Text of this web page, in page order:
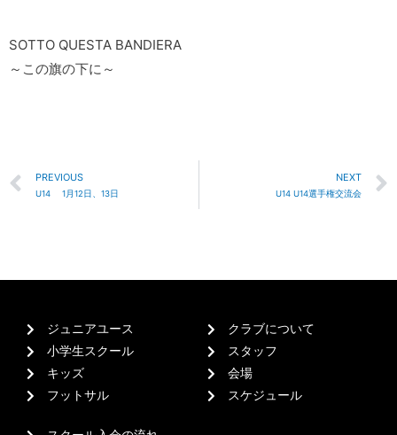
SOTTO QUESTA BANDIERA
～この旗の下に～
PREVIOUS
U14 1月12日、13日
NEXT
U14 U14選手権交流会
ジュニアユース
小学生スクール
キッズ
フットサル
クラブについて
スタッフ
会場
スケジュール